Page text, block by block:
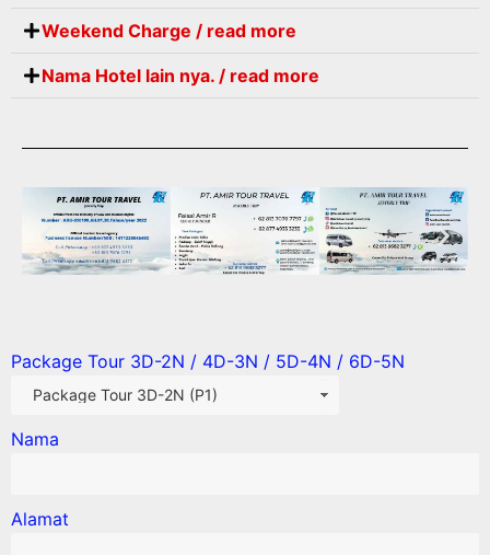
Weekend Charge / read more
Nama Hotel lain nya. / read more
Package Tour 3D-2N / 4D-3N / 5D-4N / 6D-5N
Nama
Alamat